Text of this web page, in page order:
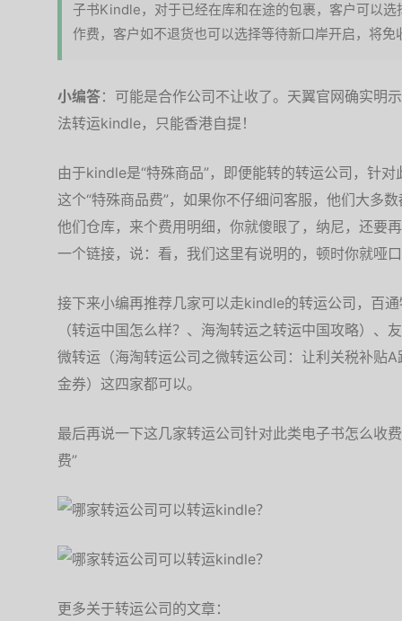
子书Kindle，对于已经在库和在途的包裹，客户可以
作费，客户如不退货也可以选择等待新口岸开启，将免
小编答：可能是合作公司不让收了。天翼官网确实明
法转运kindle，只能香港自提！
由于kindle是“特殊商品”，即便能转的转运公司，针
这个“特殊商品费”，如果你不仔细问客服，他们大多
他们仓库，来个费用明细，你就傻眼了，纳尼，还要
一个链接，说：看，我们这里有说明的，顿时你就哑
接下来小编再推荐几家可以走kindle的转运公司，百
（转运中国怎么样？、海淘转运之转运中国攻略）、
微转运（海淘转运公司之微转运公司：让利关税补
金券）这四家都可以。
最后再说一下这几家转运公司针对此类电子书怎么收
费”
更多关于转运公司的文章：